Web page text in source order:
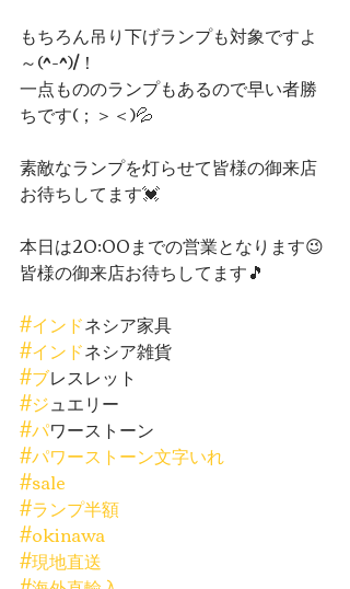
もちろん吊り下げランプも対象ですよ
～(^-^)/！
一点もののランプもあるので早い者勝
ちです(；＞＜)💦
素敵なランプを灯らせて皆様の御来店
お待ちしてます💓
本日は20:00までの営業となります😉
皆様の御来店お待ちしてます🎵
#インドネシア家具
#インドネシア雑貨
#ブレスレット
#ジュエリー
#パワーストーン
#パワーストーン文字いれ
#sale
#ランプ半額
#okinawa
#現地直送